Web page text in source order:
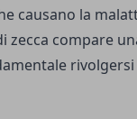
causano la
compare